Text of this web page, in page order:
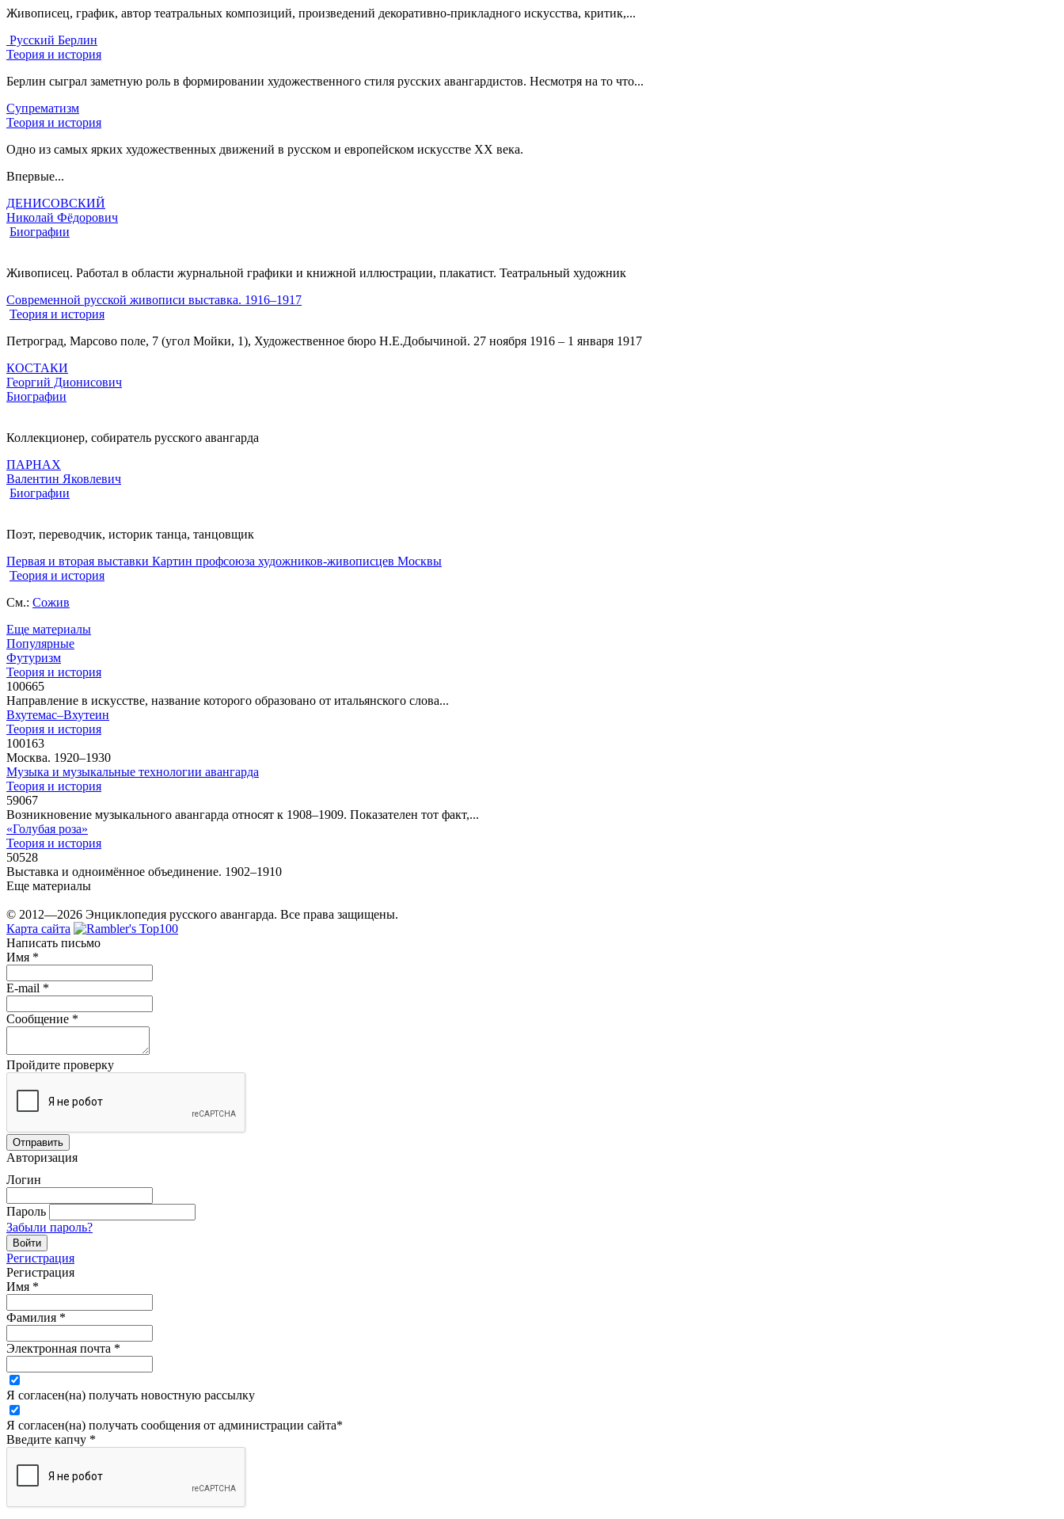
Живописец, график, автор театральных композиций, произведений декоративно-прикладного искусства, критик,...
Русский Берлин
Теория и история
Берлин сыграл заметную роль в формировании художественного стиля русских авангардистов. Несмотря на то что...
Супрематизм
Теория и история
Одно из самых ярких художественных движений в русском и европейском искусстве ХХ века.
Впервые...
ДЕНИСОВСКИЙ
Николай Фёдорович
Биографии
Живописец. Работал в области журнальной графики и книжной иллюстрации, плакатист. Театральный художник
Современной русской живописи выставка. 1916–1917
Теория и история
Петроград, Марсово поле, 7 (угол Мойки, 1), Художественное бюро Н.Е.Добычиной. 27 ноября 1916 – 1 января 1917
КОСТАКИ
Георгий Дионисович
Биографии
Коллекционер, собиратель русского авангарда
ПАРНАХ
Валентин Яковлевич
Биографии
Поэт, переводчик, историк танца, танцовщик
Первая и вторая выставки Картин профсоюза художников-живописцев Москвы
Теория и история
См.: Сожив
Еще материалы
Популярные
Футуризм
Теория и история
100665
Направление в искусстве, название которого образовано от итальянского слова...
Вхутемас–Вхутеин
Теория и история
100163
Москва. 1920–1930
Музыка и музыкальные технологии авангарда
Теория и история
59067
Возникновение музыкального авангарда относят к 1908–1909. Показателен тот факт,...
«Голубая роза»
Теория и история
50528
Выставка и одноимённое объединение. 1902–1910
Еще материалы
© 2012—2026 Энциклопедия русского авангарда. Все права защищены.
Карта сайта
Написать письмо
Имя *
E-mail *
Сообщение *
Пройдите проверку
Авторизация
Логин
Пароль
Забыли пароль?
Регистрация
Регистрация
Имя *
Фамилия *
Электронная почта *
Я согласен(на) получать новостную рассылку
Я согласен(на) получать сообщения от администрации сайта*
Введите капчу *